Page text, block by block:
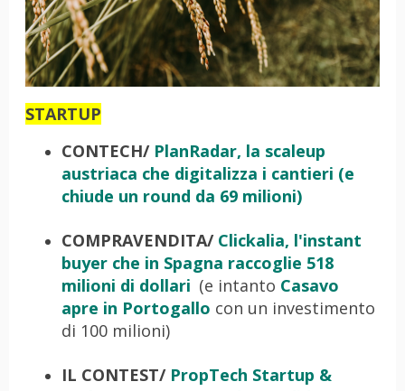
STARTUP
CONTECH/PlanRadar, la scaleup
austriaca che digitalizza i cantieri (e
chiude un round da 69 milioni)
COMPRAVENDITA/Clickalia, l'instant
buyer che in Spagna raccoglie 518
milioni di dollari (e intanto Casavo
apre in Portogallo con un investimento
di 100 milioni)
IL CONTEST/ PropTech Startup &